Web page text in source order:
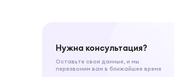
Нужна консультация?
Оставьте свои данные, и мы
перезвоним вам в ближайшее время